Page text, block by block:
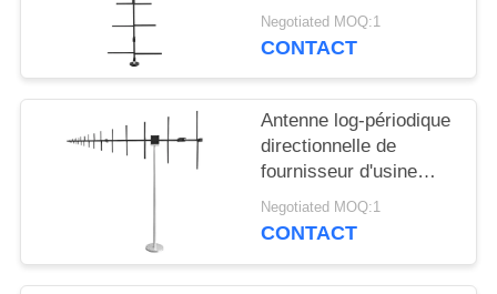
PRIVACY
POLICY
100W large bande 100-
1000mhz
Negotiated MOQ:1
CONTACT
Antenne log-périodique
directionnelle de
fournisseur d'usine
100-7000 MHz pour la
communication
Negotiated MOQ:1
CONTACT